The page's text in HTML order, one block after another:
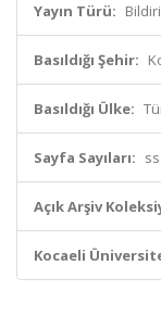
Yayın Türü:
Basıldığı Şehir:
Basıldığı Ülke:
Sayfa Sayıları:
Açık Arşiv
Kocaeli